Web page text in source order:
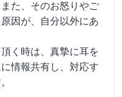
た、そのお怒りやご
因が、自分以外にあ
く時は、真摯に耳を
情報共有し、対応す